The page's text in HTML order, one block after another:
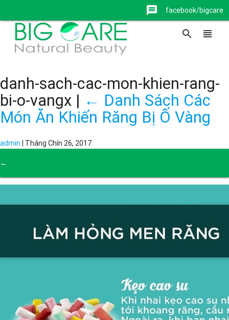
message facebook/bigcare
search view_headline
danh-sach-cac-mon-khien-rang-
bi-o-vangx | ← Danh Sách Các
Món Ăn Khiến Răng Bị Ố Vàng
admin | Tháng Chín 26, 2017
←